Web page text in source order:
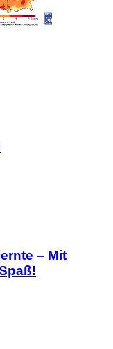
– Mit